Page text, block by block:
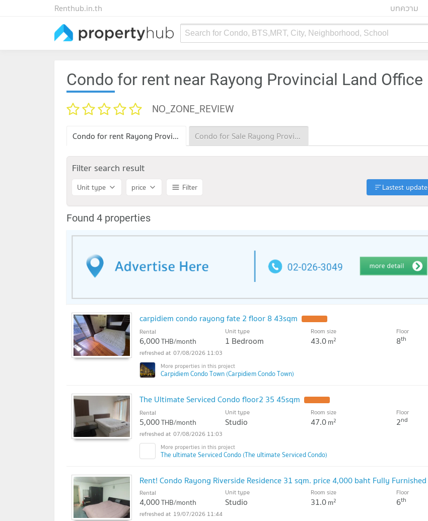
บทความ
Renthub.in.th
Search for Condo, BTS,MRT, City, Neighborhood, School
Condo for rent near Rayong Provincial Land Office
NO_ZONE_REVIEW
Condo for rent Rayong Provincial Land Office Condo for Sale Rayong Provincial Land Office
Filter search result
Unit type price Filter Lastest update
Found 4 properties
carpidiem condo rayong fate 2 floor 8 43sqm
Rental
6,000THB/month
Unit type
1 Bedroom
Room size
43.0m2
Floor
8th
07/08/2026 11:03
Carpidiem Condo Town (Carpidiem Condo Town)
The Ultimate Serviced Condo floor2 35 45sqm
Rental
5,000THB/month
Unit type
Studio
Room size
47.0m2
Floor
2nd
07/08/2026 11:03
The ultimate Serviced Condo (The ultimate Serviced Condo)
Rent! Condo Rayong Riverside Residence 31 sqm. price 4,000 baht Fully Furnished
Rental
4,000THB/month
Unit type
Studio
Room size
31.0m2
Floor
6th
19/07/2026 11:44